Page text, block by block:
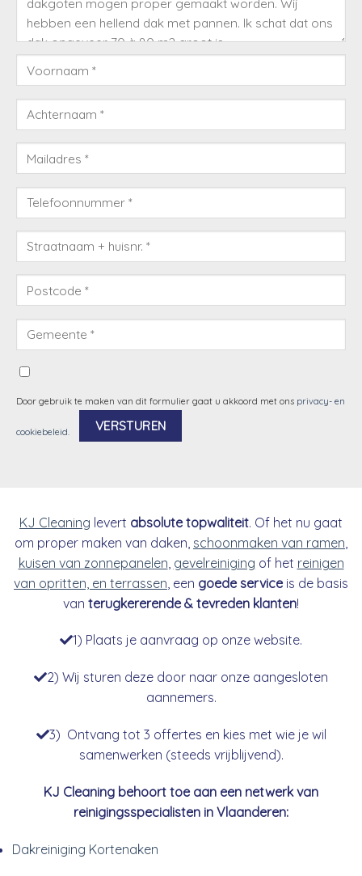
Door gebruik te maken van dit formulier gaat u akkoord met ons privacy- en
cookiebeleid.
KJ Cleaning levert absolute topwaliteit. Of het nu gaat
om proper maken van daken, schoonmaken van ramen
kuisen van zonnepanelen gevelreiniging of het reinigen
van opritten, en terrassen , een goede serviceis de basis
van terugkererende & tevreden klanten!
1) Plaats je aanvraag op onze website.
2) Wij sturen deze door naar onze aangesloten
aannemers.
3) Ontvang tot 3 offertes en kies met wie je wil
samenwerken (steeds vrijblijvend).
KJ Cleaning behoort toe aan een netwerk van
reinigingsspecialisten in Vlaanderen:
Dakreiniging Kortenaken